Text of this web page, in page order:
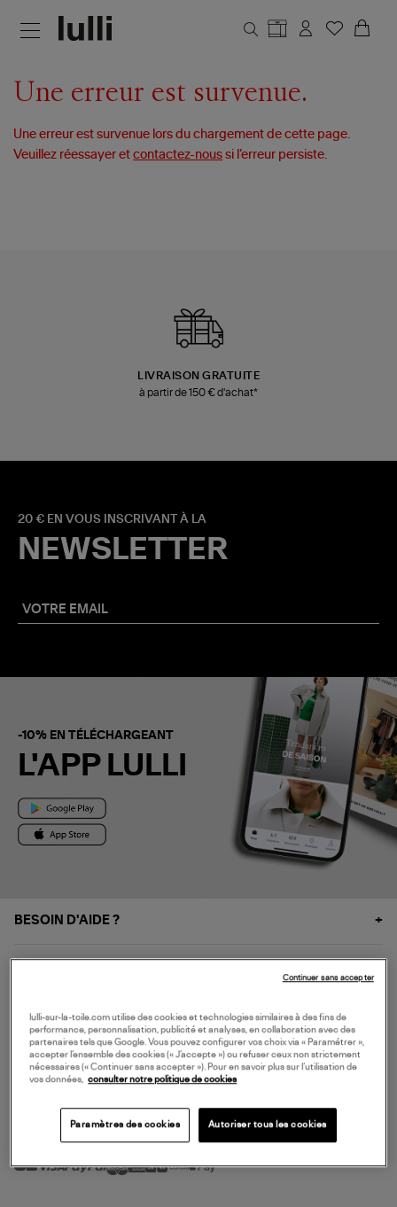
Une erreur est survenue.
Une erreur est survenue lors du chargement de cette page.
Veuillez réessayer etcontactez-nous si l’erreur persiste.
LIVRAISON GRATUITE
à partir de 150 € d'achat*
20 € EN VOUS INSCRIVANT À LA
NEWSLETTER
-10% EN TÉLÉCHARGEANT
L'APP LULLI
BESOIN D'AIDE ?
NOS SERVICES
SERVICE CLIENT
MODE DE PAIEMENT
lulli-sur-la-toile.com utilise des cookies et technologies similaires à des fins de
performance, personnalisation, publicité et analyses, en collaboration avec des
partenaires tels que Google. Vous pouvez configurer vos choix via « Paramétrer »,
accepter l’ensemble des cookies (« J’accepte ») ou refuser ceux non strictement
nécessaires (« Continuer sans accepter »). Pour en savoir plus sur l’utilisation de
vos données,
consulter notre politique de cookies
Paramètres des cookies Autoriser tous les cookies
Continuer sans accepter